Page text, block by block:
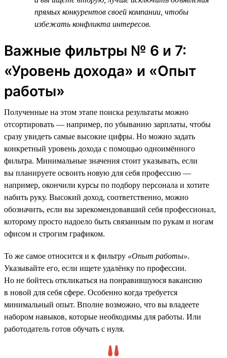
прямых конкурентов своей компании, чтобы
избежать конфликта интересов.
Важные фильтры № 6 и 7:
«Уровень дохода» и «Опыт
работы»
Полученные на этом этапе поиска результаты можно
отсортировать — например, по убыванию зарплаты, чтобы
сразу увидеть самые высокие цифры. Но можно задать
конкретный уровень дохода с помощью одноимённого
фильтра. Минимальные значения стоит указывать, если
вы планируете освоить новую для себя профессию —
например, окончили курсы по подбору персонала и хотите
набить руку. Высокий доход, соответственно, можно
обозначить, если вы зарекомендовавший себя профессионал,
которому просто надоело быть связанным по рукам и ногам
офисом и строгим графиком.
То же самое относится и к фильтру «Опыт работы».
Указывайте его, если ищете удалёнку по профессии.
Но не бойтесь откликаться на понравившуюся вакансию
в новой для себя сфере. Особенно когда требуется
минимальный опыт. Вполне возможно, что вы владеете
набором навыков, которые необходимы для работы. Или
работодатель готов обучать с нуля.